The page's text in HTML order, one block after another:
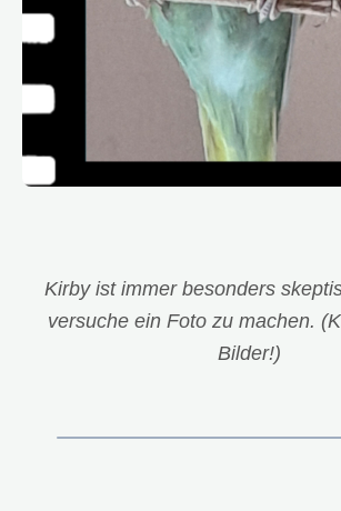
Kirby ist immer besonders
versuche ein Foto zu machen.
Bilder!)